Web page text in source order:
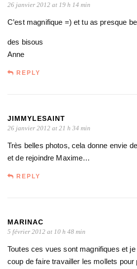
26 janvier 2012 at 19 h 14 min
C’est magnifique =) et tu as presque
des bisous
Anne
REPLY
JIMMYLESAINT
26 janvier 2012 at 21 h 34 min
Très belles photos, cela donne envie
et de rejoindre Maxime…
REPLY
MARINAC
5 février 2012 at 10 h 48 min
Toutes ces vues sont magnifiques et
coup de faire travailler les mollets pour